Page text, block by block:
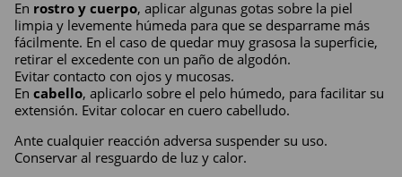
En rostro y cuerpo, aplicar algunas gotas sobre la piel
limpia y levemente húmeda para que se desparrame más
fácilmente. En el caso de quedar muy grasosa la superficie,
retirar el excedente con un paño de algodón.
Evitar contacto con ojos y mucosas.
En cabello, aplicarlo sobre el pelo húmedo, para facilitar su
extensión. Evitar colocar en cuero cabelludo.
Ante cualquier reacción adversa suspender su uso.
Conservar al resguardo de luz y calor.